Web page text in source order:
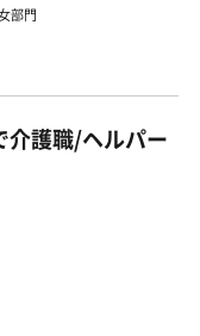
部門
介護職/ヘルパー